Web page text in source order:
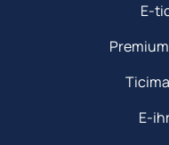
E-
E-